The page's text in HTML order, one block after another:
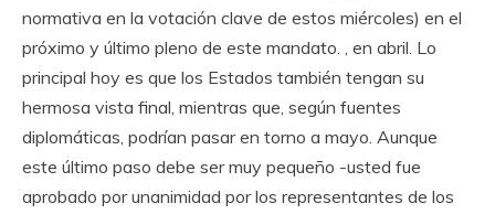
normativa en la votación clave de estos miércoles) en el
próximo y último pleno de este mandato. , en abril. Lo
principal hoy es que los Estados también tengan su
hermosa vista final, mientras que, según fuentes
diplomáticas, podrían pasar en torno a mayo. Aunque
este último paso debe ser muy pequeño -usted fue
aprobado por unanimidad por los representantes de los